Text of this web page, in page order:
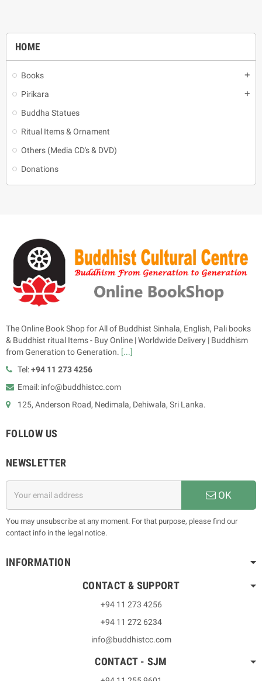
HOME
Books add
Pirikara add
Buddha Statues
Ritual Items & Ornament
Others (Media CD's & DVD)
Donations
The Online Book Shop for All of Buddhist Sinhala, English, Pali books
& Buddhist ritual Items - Buy Online | Worldwide Delivery | Buddhism
from Generation to Generation. [...]
Tel:+94 11 273 4256
Email: info@buddhistcc.com
125, Anderson Road, Nedimala, Dehiwala, Sri Lanka.
FOLLOW US
NEWSLETTER
OK
You may unsubscribe at any moment. For that purpose, please find our
contact info in the legal notice.
INFORMATION
CONTACT & SUPPORT
+94 11 273 4256
+94 11 272 6234
info@buddhistcc.com
CONTACT - SJM